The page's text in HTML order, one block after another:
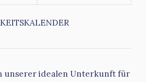
unserer idealen Unterkunft für